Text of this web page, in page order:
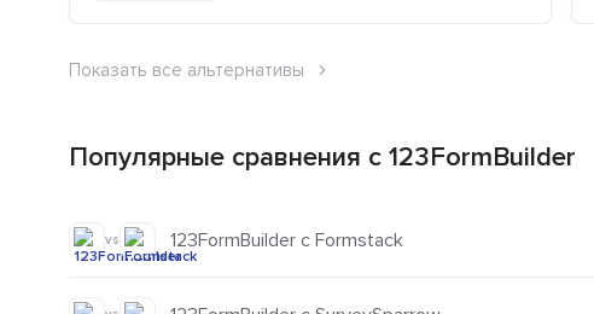
Показать все альтернативы
Популярные сравнения с 123FormBuilder
vs 123FormBuilder с Formstack